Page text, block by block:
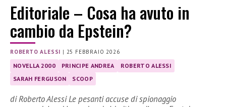
Editoriale – Cosa ha avuto in
cambio da Epstein?
ROBERTO ALESSI | 25 FEBBRAIO 2026
NOVELLA 2000 PRINCIPE ANDREA
ROBERTO ALESSI
SARAH FERGUSON
SCOOP
di Roberto Alessi Le pesanti accuse di spionaggio